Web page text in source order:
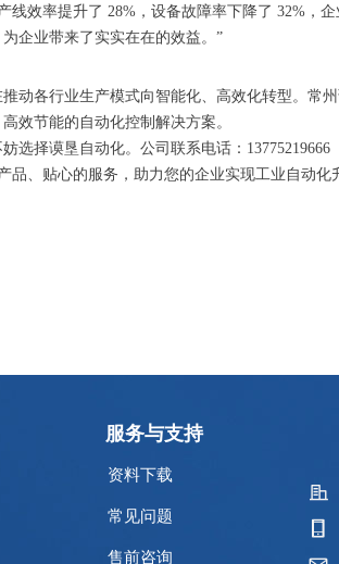
效率提升了 28%，设备故障率下降了 32%，
企业带来了实实在在的效益。”
动各行业生产模式向智能化、高效化转型。常
效节能的自动化控制解决方案。
择谟垦自动化。公司联系电话：13775219666
、贴心的服务，助力您的企业实现工业自动化
服务与支持
资料下载
常见问题
售前咨询